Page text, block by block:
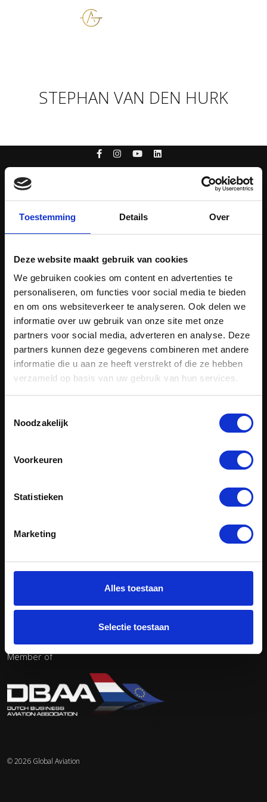
Toestemming Details Over
Deze website maakt gebruik van cookies
We gebruiken cookies om content en advertenties te
personaliseren, om functies voor social media te bieden
en om ons websiteverkeer te analyseren. Ook delen we
informatie over uw gebruik van onze site met onze
partners voor social media, adverteren en analyse. Deze
partners kunnen deze gegevens combineren met andere
informatie die u aan ze heeft verstrekt of die ze hebben
verzameld op basis van uw gebruik van hun services.
Noodzakelijk
Voorkeuren
Statistieken
Marketing
Alles toestaan
Selectie toestaan
STEPHAN VAN DEN HURK
Global Aviation
Contact
Nieuws
Brochures
FAQ
Privacy policy
Disclaimer
Global Yacht Charter
Charter de mooiste jachten wereldwijd via ons zusterbedrijf
Global Yacht Charter
Neem contact op
Offerte
Snelle prijsindicatie
Email:info@globalaviation.be
Member of
© 2026 Global Aviation